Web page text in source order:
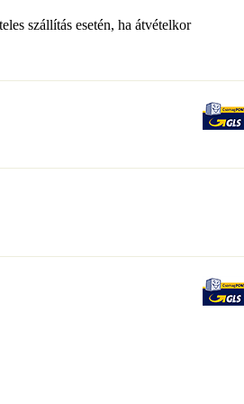
szállítás esetén, ha átvételkor